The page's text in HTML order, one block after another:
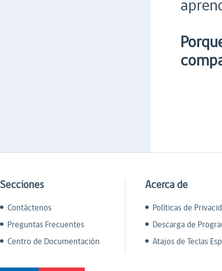
Secciones
Contáctenos
Preguntas Frecuentes
Centro de Documentación
Acerca de
Políticas de
Descarga de
Atajos de Teclas